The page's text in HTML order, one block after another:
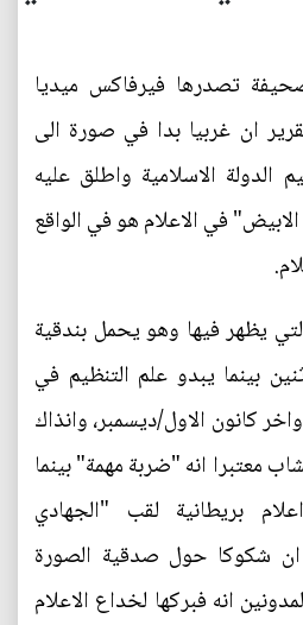
تصدرها فيرفاكس ميديا
ان غربيا بدا في صورة الى
الاسلامية واطلق عليه
في الاعلام هو في الواقع
يظهر فيها وهو يحمل بندقية
بينما يبدو علم التنظيم في
كانون الاول/ديسمبر، وانذاك
معتبرا انه "ضربة مهمة" بينما
بريطانية لقب "الجهادي
ان شكوكا حول صدقية الصورة
انه فبركها لخداع الاعلام